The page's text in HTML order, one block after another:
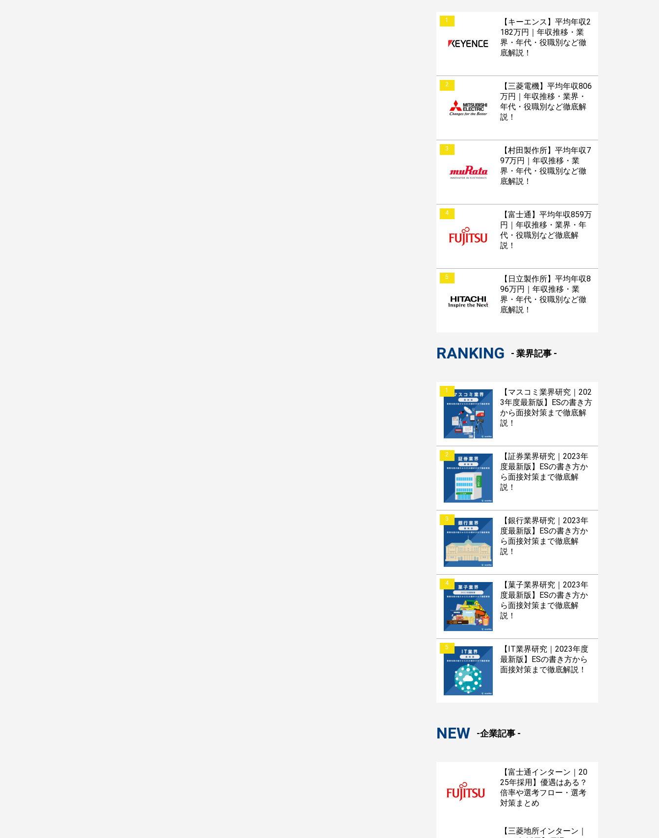
1
【キーエンス】平均年収2
182万円｜年収推移・業
界・年代・役職別など徹
底解説！
2
【三菱電機】平均年収806
万円｜年収推移・業界・
年代・役職別など徹底解
説！
3
【村田製作所】平均年収7
97万円｜年収推移・業
界・年代・役職別など徹
底解説！
4
【富士通】平均年収859万
円｜年収推移・業界・年
代・役職別など徹底解
説！
5
【日立製作所】平均年収8
96万円｜年収推移・業
界・年代・役職別など徹
底解説！
RANKING - 業界記事 -
1
【マスコミ業界研究｜202
3年度最新版】ESの書き方
から面接対策まで徹底解
説！
2
【証券業界研究｜2023年
度最新版】ESの書き方か
ら面接対策まで徹底解
説！
3
【銀行業界研究｜2023年
度最新版】ESの書き方か
ら面接対策まで徹底解
説！
4
【菓子業界研究｜2023年
度最新版】ESの書き方か
ら面接対策まで徹底解
説！
5
【IT業界研究｜2023年度
最新版】ESの書き方から
面接対策まで徹底解説！
NEW -企業記事 -
【富士通インターン｜20
25年採用】優遇はある？
倍率や選考フロー・選考
対策まとめ
【三菱地所インターン｜